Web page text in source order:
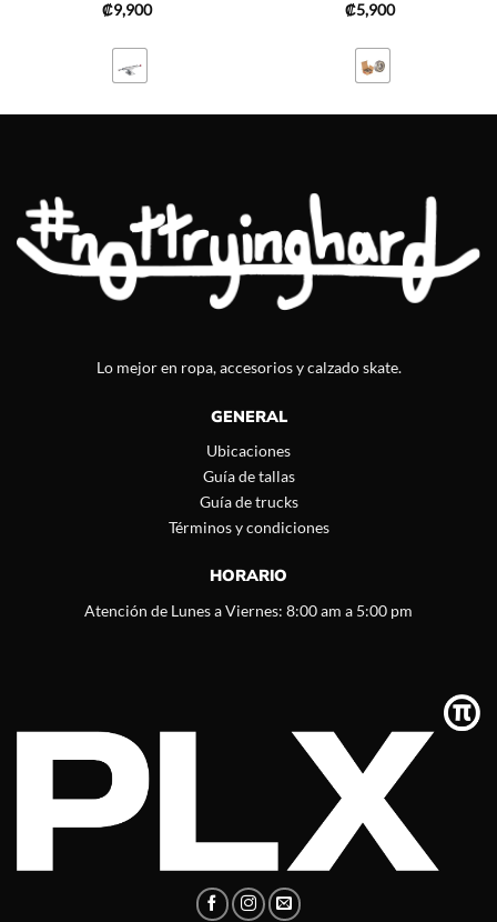
₡9,900
₡5,900
Lo mejor en ropa, accesorios y calzado skate.
GENERAL
Ubicaciones
Guía de tallas
Guía de trucks
Términos y condiciones
HORARIO
Atención de Lunes a Viernes: 8:00 am a 5:00 pm